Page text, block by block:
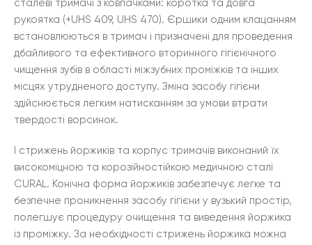
сталеві тримачі з ковпачками: коротка та довга
рукоятка (+UHS 409, UHS 470). Єршики одним клацанням
встановлюються в тримач і призначені для проведення
дбайливого та ефективного вторинного гігієнічного
чищення зубів в області міжзубних проміжків та інших
місцях утрудненого доступу. Зміна засобу гігієни
здійснюється легким натисканням за умови втрати
твердості ворсинок.
І стрижень йоржиків та корпус тримачів виконаний їх
високоміцною та корозійностійкою медичною сталі
CURAL. Конічна форма йоржиків забезпечує легке та
безпечне проникнення засобу гігієни у вузький простір,
полегшує процедуру очищення та виведення йоржика
із проміжку. За необхідності стрижень йоржика можна